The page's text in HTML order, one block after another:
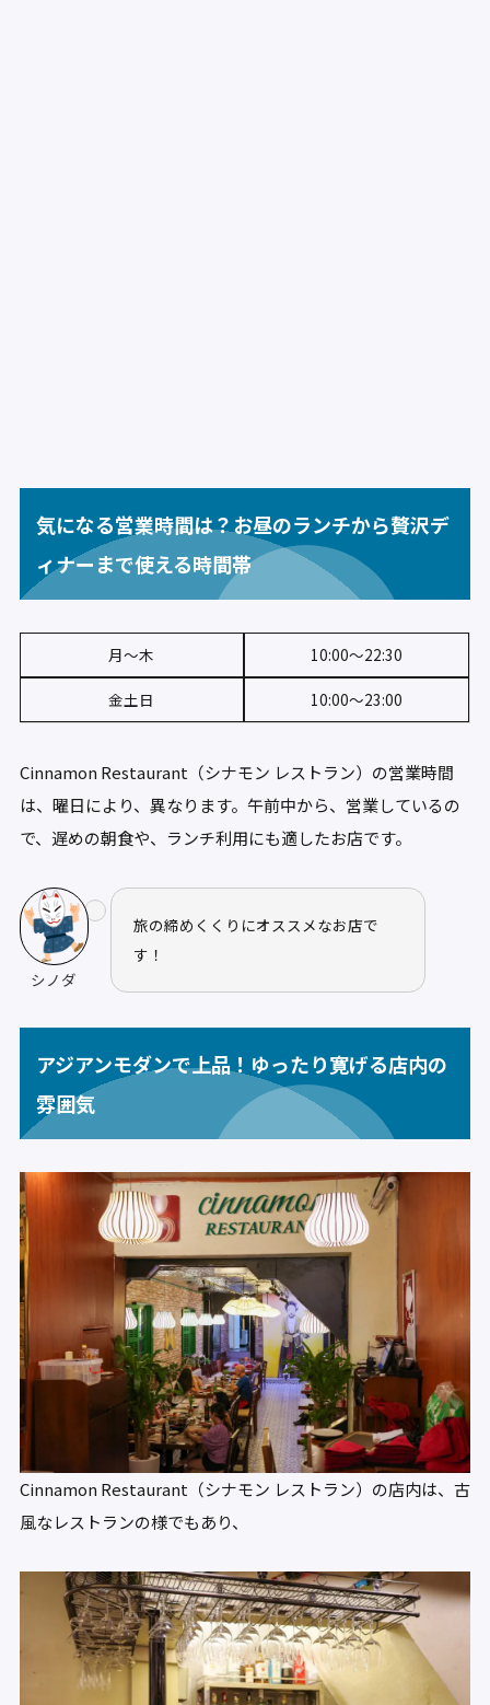
気になる営業時間は？お昼のランチから贅沢デ
ィナーまで使える時間帯
月〜木 10:00〜22:30
金土日 10:00〜23:00
Cinnamon Restaurant（シナモン レストラン）の営業時間
は、曜日により、異なります。午前中から、営業しているの
で、遅めの朝食や、ランチ利用にも適したお店です。
シノダ
旅の締めくくりにオススメなお店で
す！
アジアンモダンで上品！ゆったり寛げる店内の
雰囲気
Cinnamon Restaurant（シナモン レストラン）の店内は、古
風なレストランの様でもあり、